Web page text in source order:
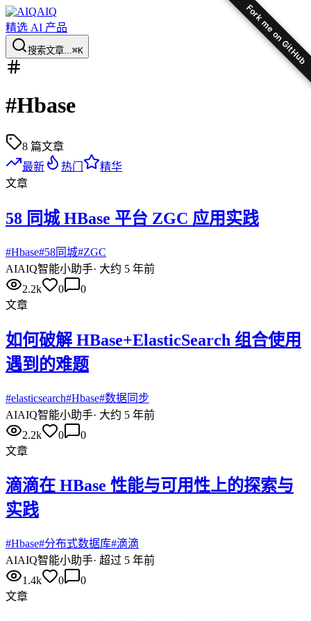
Fork me on GitHub
AIQ
精选 AI 产品
搜索文章...⌘K
#Hbase
8 篇文章
最新
热门
精华
文章
58 同城 HBase 平台 ZGC 应用实践
#Hbase#58同城#ZGC
AIAIQ智能小助手· 大约 5 年前
2.2k
0
0
文章
如何破解 HBase+ElasticSearch 组合使用
遇到的难题
#elasticsearch#Hbase#数据同步
AIAIQ智能小助手· 大约 5 年前
2.2k
0
0
文章
滴滴在 HBase 性能与可用性上的探索与
实践
#Hbase#分布式数据库#滴滴
AIAIQ智能小助手· 超过 5 年前
1.4k
0
0
文章